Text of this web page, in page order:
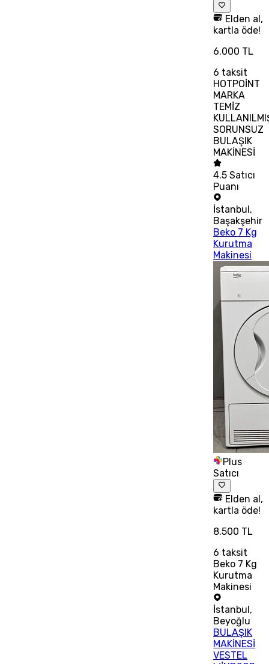
Elden al,
kartla öde!
6.000 TL
6 taksit
HOTPOİNT
MARKA
TEMİZ
SORUNSUZ
BULAŞIK
MAKİNESİ
4.5 Satıcı
Puanı
İstanbul ,
Başakşehir
Beko 7 Kg
Kurutma
Makinesi
Plus
Satıcı
Elden al,
kartla öde!
8.500 TL
6 taksit
Beko 7 Kg
Kurutma
Makinesi
İstanbul,
Beyoğlu
BULAŞIK
MAKİNESİ
VESTEL